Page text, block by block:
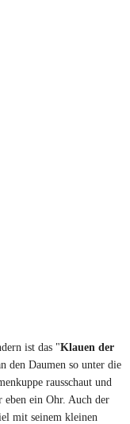
ist das "Klauen der
den Daumen so unter die
rausschaut und
eben ein Ohr. Auch der
mit seinem kleinen